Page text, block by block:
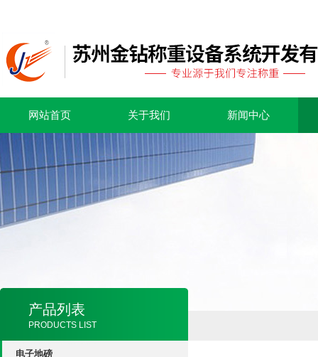
网站首页 关于我们 新闻中心
产品列表
PRODUCTS LIST
电子地磅